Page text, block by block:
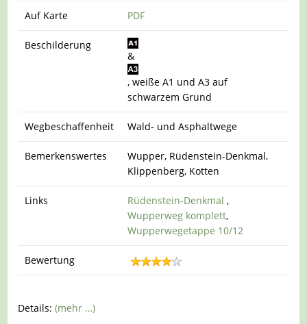
Auf Karte PDF
Beschilderung
&
, weiße A1 und A3 auf
schwarzem Grund
Wegbeschaffenheit Wald- und Asphaltwege
Bemerkenswertes
Wupper, Rüdenstein-Denkmal,
Klippenberg, Kotten
Links Rüdenstein-Denkmal,
Wupperweg komplett,
Wupperwegetappe 10/12
Bewertung
Details:(mehr …)